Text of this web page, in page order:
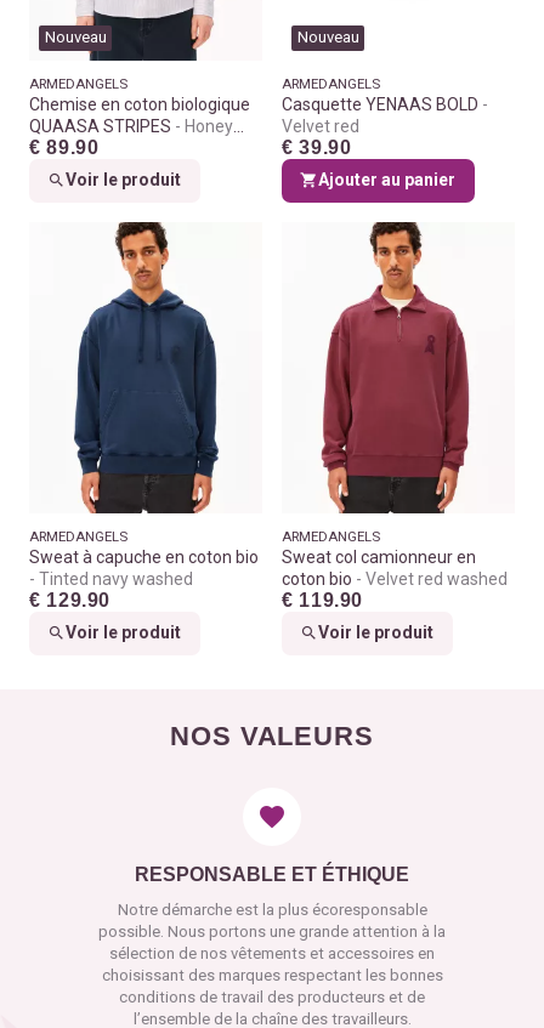
Nouveau
ARMEDANGELS
Chemise en coton biologique
QUAASA STRIPES
Honey
reed
€ 89.90
Voir le produit
Nouveau
ARMEDANGELS
Casquette YENAAS BOLD
Velvet red
€ 39.90
Ajouter au panier
ARMEDANGELS
Sweat à capuche en coton bio
Tinted navy washed
€ 129.90
Voir le produit
ARMEDANGELS
Sweat col camionneur en
coton bio
Velvet red washed
€ 119.90
Voir le produit
NOS VALEURS
RESPONSABLE ET ÉTHIQUE
Notre démarche est la plus écoresponsable
possible. Nous portons une grande attention à la
sélection de nos vêtements et accessoires en
choisissant des marques respectant les bonnes
conditions de travail des producteurs et de
l’ensemble de la chaîne des travailleurs.